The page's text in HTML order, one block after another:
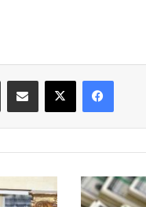
فيسبوك ‫X
المصرية